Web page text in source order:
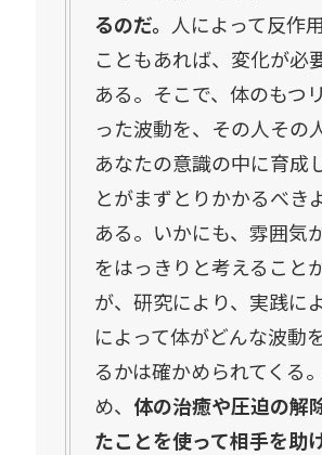
るのだ。 人によって反作
こともあれば、変化が必
ある。そこで、体のもつ
った波動を、その人その
あなたの意識の中に育成
とがまずとりかかるべき
ある。いかにも、雰囲気
をはっきりと考えること
が、研究により、実践に
によって体がどんな波動
るかは確かめられてくる
め、 体の治癒や圧迫の解
たことを使って相手を助